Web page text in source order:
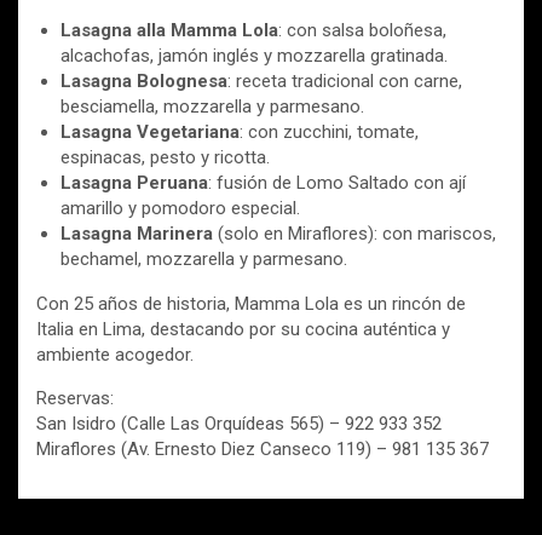
Lasagna alla Mamma Lola: con salsa boloñesa,
alcachofas, jamón inglés y mozzarella gratinada.
Lasagna Bolognesa: receta tradicional con carne,
besciamella, mozzarella y parmesano.
Lasagna Vegetariana: con zucchini, tomate,
espinacas, pesto y ricotta.
Lasagna Peruana: fusión de Lomo Saltado con ají
amarillo y pomodoro especial.
Lasagna Marinera (solo en Miraflores): con mariscos,
bechamel, mozzarella y parmesano.
Con 25 años de historia, Mamma Lola es un rincón de
Italia en Lima, destacando por su cocina auténtica y
ambiente acogedor.
Reservas:
San Isidro (Calle Las Orquídeas 565) – 922 933 352
Miraflores (Av. Ernesto Diez Canseco 119) – 981 135 367